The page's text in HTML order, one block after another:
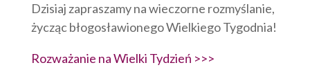
Dzisiaj zapraszamy na wieczorne rozmyślanie,
życząc błogosławionego Wielkiego Tygodnia!
Rozważanie na Wielki Tydzień >>>